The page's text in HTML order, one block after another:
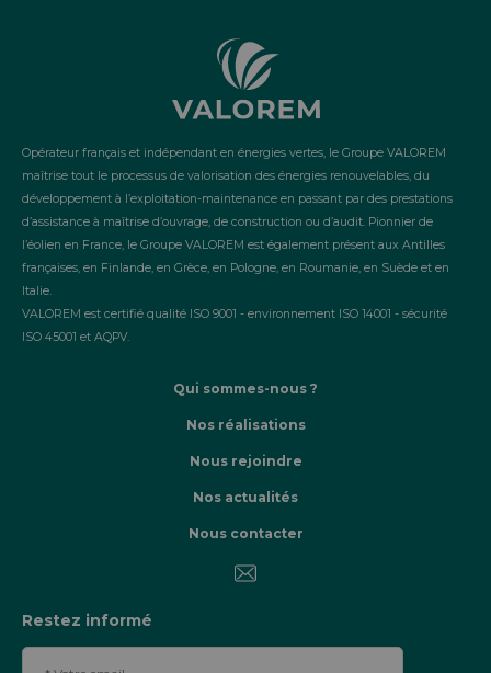
Opérateur français et indépendant en énergies vertes, le Groupe VALOREM
maîtrise tout le processus de valorisation des énergies renouvelables, du
développement à l’exploitation-maintenance en passant par des prestations
d’assistance à maîtrise d’ouvrage, de construction ou d’audit. Pionnier de
l’éolien en France, le Groupe VALOREM est également présent aux Antilles
françaises, en Finlande, en Grèce, en Pologne, en Roumanie, en Suède et en
Italie.
VALOREM est certifié qualité ISO 9001 - environnement ISO 14001 - sécurité
ISO 45001 et AQPV.
Qui sommes-nous ?
Nos réalisations
Nous rejoindre
Nos actualités
Nous contacter
Restez informé